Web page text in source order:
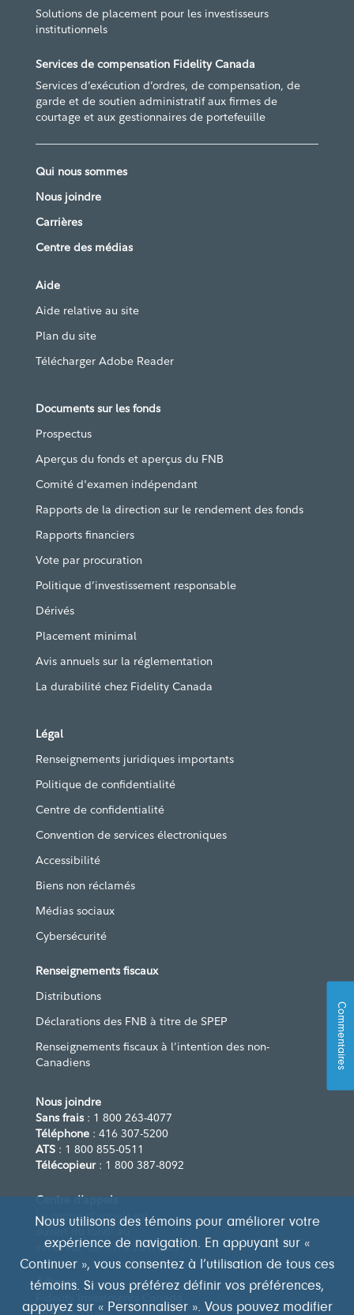
Solutions de placement pour les investisseurs
institutionnels
Services de compensation Fidelity Canada
Services d’exécution d’ordres, de compensation, de
garde et de soutien administratif aux firmes de
courtage et aux gestionnaires de portefeuille
Qui nous sommes
Nous joindre
Carrières
Centre des médias
Aide
Aide relative au site
Plan du site
Télécharger Adobe Reader
Documents sur les fonds
Prospectus
Aperçus du fonds et aperçus du FNB
Comité d'examen indépendant
Rapports de la direction sur le rendement des fonds
Rapports financiers
Vote par procuration
Politique d’investissement responsable
Dérivés
Placement minimal
Avis annuels sur la réglementation
La durabilité chez Fidelity Canada
Légal
Renseignements juridiques importants
Politique de confidentialité
Centre de confidentialité
Convention de services électroniques
Accessibilité
Biens non réclamés
Médias sociaux
Cybersécurité
Renseignements fiscaux
Distributions
Déclarations des FNB à titre de SPEP
Renseignements fiscaux à l’intention des non-
Canadiens
Nous joindre
Sans frais: 1 800 263-4077
Téléphone : 416 307-5200
ATS : 1 800 855-0511
Télécopieur: 1 800 387-8092
Centre d’appels
Le centre d’appels est
vendredi, de 8 h à 20 h (HE)
Adresse
Fidelity Investments Canada
Nous utilisons des témoins pour améliorer votre
expérience de navigation. En appuyant sur «
Continuer », vous consentez à l’utilisation de tous ces
témoins. Si vous préférez définir vos préférences,
appuyez sur « Personnaliser ». Vous pouvez modifier
Commentaires